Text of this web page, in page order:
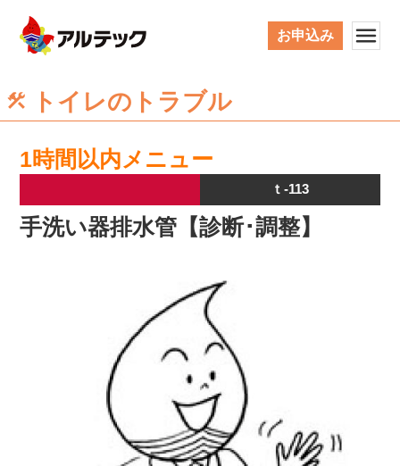
お申込み
トイレのトラブル
1時間以内メニュー
ｔ-113
手洗い器排水管【診断･調整】